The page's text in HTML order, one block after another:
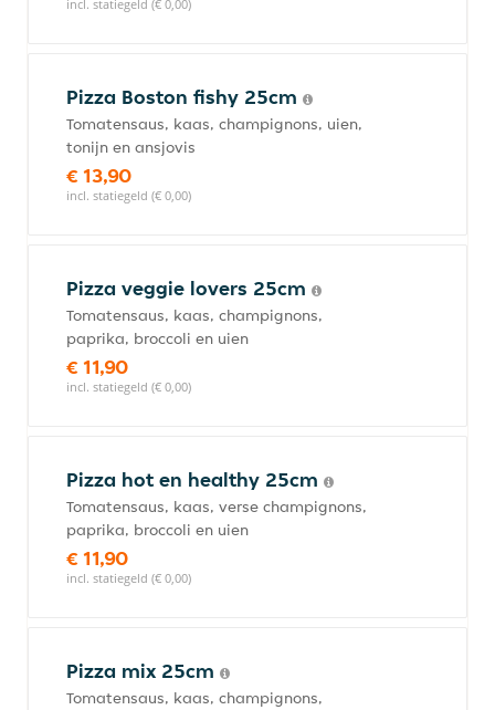
incl. statiegeld (€ 0,00)
Pizza Boston fishy 25cm
Tomatensaus, kaas, champignons, uien,
tonijn en ansjovis
€ 13,90
incl. statiegeld (€ 0,00)
Pizza veggie lovers 25cm
Tomatensaus, kaas, champignons,
paprika, broccoli en uien
€ 11,90
incl. statiegeld (€ 0,00)
Pizza hot en healthy 25cm
Tomatensaus, kaas, verse champignons,
paprika, broccoli en uien
€ 11,90
incl. statiegeld (€ 0,00)
Pizza mix 25cm
Tomatensaus, kaas, champignons,